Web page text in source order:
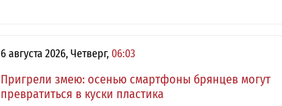
6 августа 2026, Четверг, 06:03
Пригрели змею: осенью смартфоны брянцев могут
превратиться в куски пластика